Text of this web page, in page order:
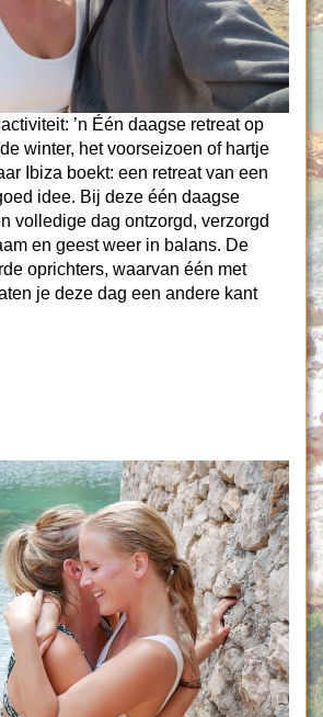
’n Één daagse retreat op
winter, het voorseizoen of hartje
Ibiza boekt: een retreat van een
idee. Bij deze één daagse
volledige dag ontzorgd, verzorgd
en geest weer in balans. De
oprichters, waarvan één met
je deze dag een andere kant